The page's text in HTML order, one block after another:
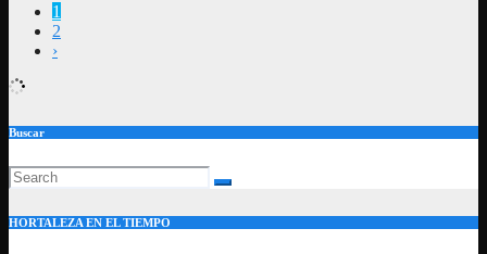
1
2
›
Buscar
HORTALEZA EN EL TIEMPO